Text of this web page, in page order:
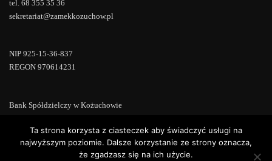
tel. 68 355 35 36
sekretariat@zamekkozuchow.pl
NIP 925-15-36-837
REGON 970614231
Bank Spółdzielczy w Kożuchowie
Ta strona korzysta z ciasteczek aby świadczyć usługi na
najwyższym poziomie. Dalsze korzystanie ze strony oznacza,
że zgadzasz się na ich użycie.